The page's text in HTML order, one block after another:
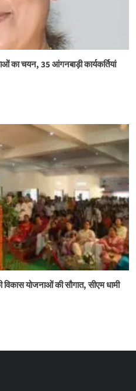
का चयन, 35 आंगनबाड़ी कार्यकर्तियां
योजनाओं की सौगात, सीएम धामी